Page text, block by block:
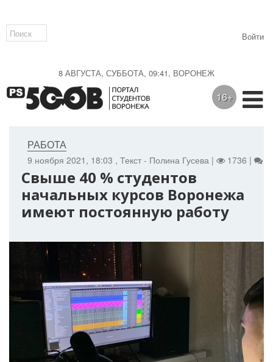
8 АВГУСТА, СУББОТА, 09:41, ВОРОНЕЖ
Войти
16+
9 ноября 2021, 18:03 , Текст - Полина Гусева | 1736 |
РАБОТА
Свыше 40 % студентов
начальных курсов Воронежа
имеют постоянную работу